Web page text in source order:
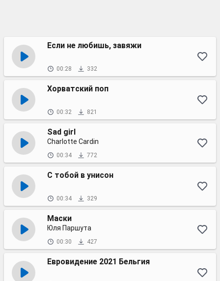
Если не любишь, завяжи
00:28 332
Хорватский поп
00:32 821
Sad girl
Charlotte Cardin
00:34 772
С тобой в унисон
00:34 329
Маски
Юля Паршута
00:30 427
Евровидение 2021 Бельгия